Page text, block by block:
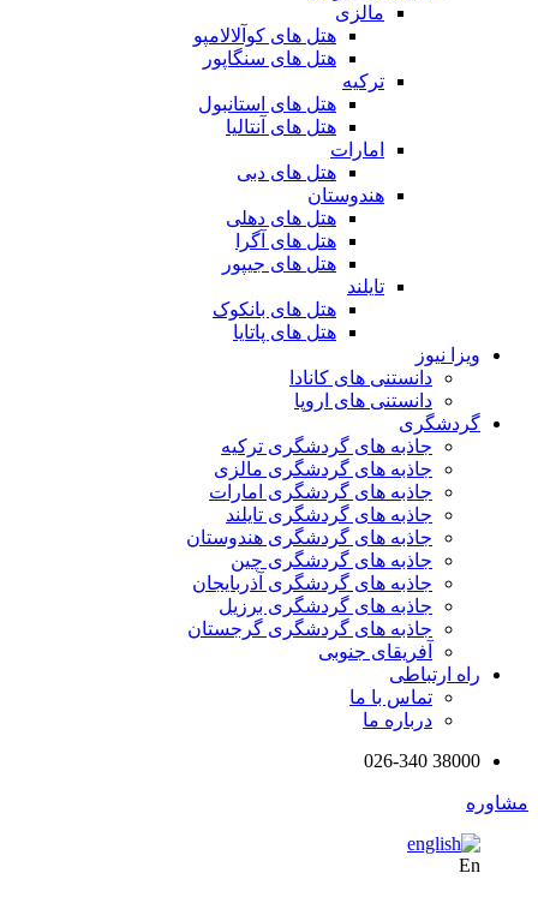
مالزی
هتل های کوآلالامپو
هتل های سنگاپور
ترکیه
هتل های استانبول
هتل های آنتالیا
امارات
هتل های دبی
هندوستان
هتل های دهلی
هتل های آگرا
هتل های جیپور
تایلند
هتل های بانکوک
هتل های پاتایا
ویزا نیوز
دانستنی های کانادا
دانستنی های اروپا
گردشگری
جاذبه های گردشگری ترکیه
جاذبه های گردشگری مالزی
جاذبه های گردشگری امارات
جاذبه های گردشگری تایلند
جاذبه های گردشگری هندوستان
جاذبه های گردشگری چین
جاذبه های گردشگری آذربایجان
جاذبه های گردشگری برزیل
جاذبه های گردشگری گرجستان
آفریقای جنوبی
راه ارتباطی
تماس با ما
درباره ما
38000 026-340
مشاوره
En